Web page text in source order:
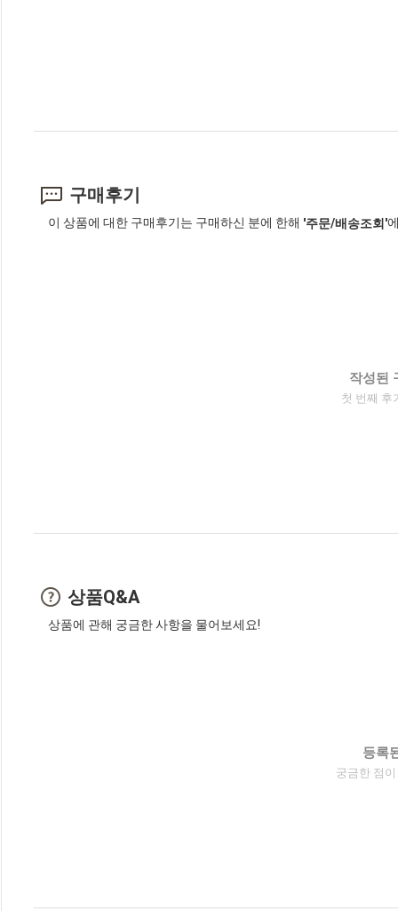
구매후기
이 상품에 대한 구매후기는 구매하신 분에 한해 '주문/배송조회'
작성된
첫 번째 후
상품Q&A
상품에 관해 궁금한 사항을 물어보세요!
등록
궁금한 점